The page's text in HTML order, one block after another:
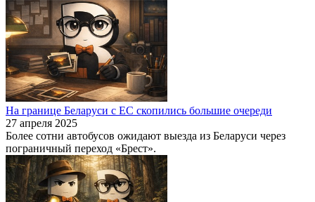
На границе Беларуси с ЕС скопились большие очереди
27 апреля 2025
Более сотни автобусов ожидают выезда из Беларуси через
пограничный переход «Брест».